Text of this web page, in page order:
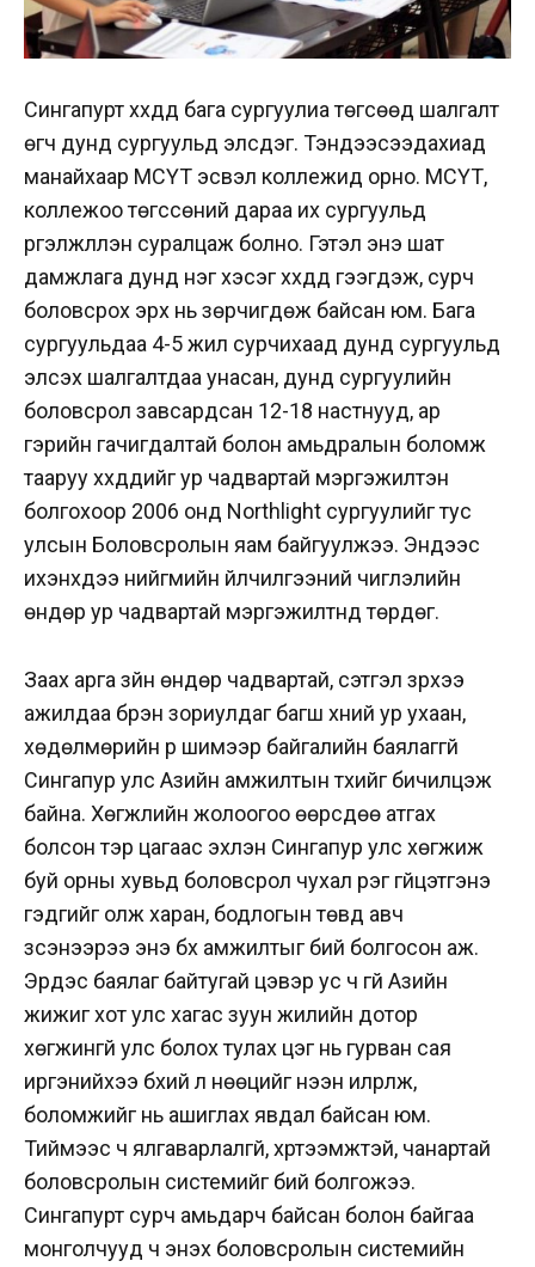
Сингапурт хүүхдүүд бага сургуулиа төгсөөд шалгалт
өгч дунд сургуульд элсдэг. Тэндээсээдахиад
манайхаар МСҮТ эсвэл коллежид орно. МСҮТ,
коллежоо төгссөний дараа их сургуульд
үргэлжлүүлэн суралцаж болно. Гэтэл энэ шат
дамжлага дунд нэг хэсэг хүүхдүүд гээгдэж, сурч
боловсрох эрх нь зөрчигдөж байсан юм. Бага
сургуульдаа 4-5 жил сурчихаад дунд сургуульд
элсэх шалгалтдаа унасан, дунд сургуулийн
боловсрол завсардсан 12-18 настнууд, ар
гэрийн гачигдалтай болон амьдралын боломж
тааруу хүүхдүүдийг ур чадвартай мэргэжилтэн
болгохоор 2006 онд Northlight сургуулийг тус
улсын Боловсролын яам байгуулжээ. Эндээс
ихэнхдээ нийгмийн үйлчилгээний чиглэлийн
өндөр ур чадвартай мэргэжилтнүүд төрдөг.
Заах арга зүйн өндөр чадвартай, сэтгэл зүрхээ
ажилдаа бүрэн зориулдаг багш хүний ур ухаан,
хөдөлмөрийн үр шимээр байгалийн баялаггүй
Сингапур улс Азийн амжилтын түүхийг бичилцэж
байна. Хөгжлийн жолоогоо өөрсдөө атгах
болсон тэр цагаас эхлэн Сингапур улс хөгжиж
буй орны хувьд боловсрол чухал үүрэг гүйцэтгэнэ
гэдгийг олж харан, бодлогын төвд авч
үзсэнээрээ энэ бүх амжилтыг бий болгосон аж.
Эрдэс баялаг байтугай цэвэр ус ч үгүй Азийн
жижиг хот улс хагас зуун жилийн дотор
хөгжингүй улс болох тулах цэг нь гурван сая
иргэнийхээ бүхий л нөөцийг нээн илрүүлж,
боломжийг нь ашиглах явдал байсан юм.
Тиймээс ч ялгаварлалгүй, хүртээмжтэй, чанартай
боловсролын системийг бий болгожээ.
Сингапурт сурч амьдарч байсан болон байгаа
монголчууд ч энэхүү боловсролын системийн